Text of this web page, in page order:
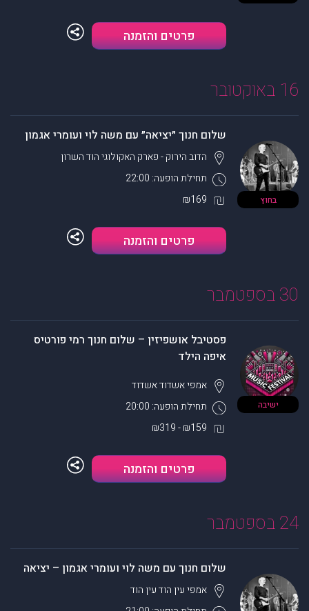
פרטים והזמנה
16 באוקטובר
בחוץ
שלום חנוך ״יציאה״ עם משה לוי ועומרי אגמון
תחילת הופעה: 22:00
הדוב הירוק - פארק האקולוגיהוד השרון
₪169
פרטים והזמנה
30 בספטמבר
ישיבה
פסטיבל אושפיזין – שלום חנוך רמי פורטיס
איפה הילד
תחילת הופעה: 20:00
אמפי אשדודאשדוד
₪159 - ₪319
פרטים והזמנה
24 בספטמבר
שלום חנוך עם משה לוי ועומרי אגמון – יציאה
אמפי עין הודעין הוד